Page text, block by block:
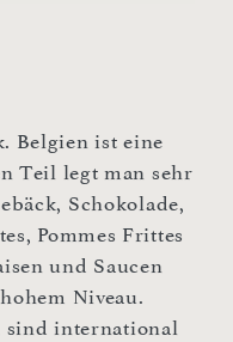
Belgien ist eine
Teil legt man sehr
Schokolade,
Pommes Frittes
und Saucen
Niveau.
sind international